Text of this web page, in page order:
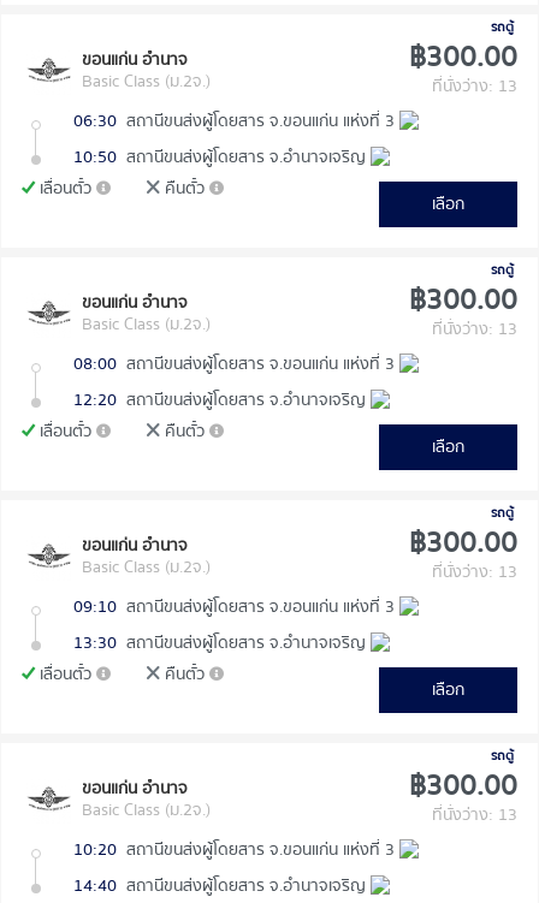
รถตู้
ขอนแก่น อำนาจ
Basic Class (ม.2จ.)
฿300.00
ที่นั่งว่าง: 13
06:30 สถานีขนส่งผู้โดยสาร จ.ขอนแก่น แห่งที่ 3
10:50 สถานีขนส่งผู้โดยสาร จ.อำนาจเจริญ
เลื่อนตั๋ว
คืนตั๋ว
เลือก
รถตู้
ขอนแก่น อำนาจ
Basic Class (ม.2จ.)
฿300.00
ที่นั่งว่าง: 13
08:00 สถานีขนส่งผู้โดยสาร จ.ขอนแก่น แห่งที่ 3
12:20 สถานีขนส่งผู้โดยสาร จ.อำนาจเจริญ
เลื่อนตั๋ว
คืนตั๋ว
เลือก
รถตู้
ขอนแก่น อำนาจ
Basic Class (ม.2จ.)
฿300.00
ที่นั่งว่าง: 13
09:10 สถานีขนส่งผู้โดยสาร จ.ขอนแก่น แห่งที่ 3
13:30 สถานีขนส่งผู้โดยสาร จ.อำนาจเจริญ
เลื่อนตั๋ว
คืนตั๋ว
เลือก
รถตู้
ขอนแก่น อำนาจ
Basic Class (ม.2จ.)
฿300.00
ที่นั่งว่าง: 13
10:20 สถานีขนส่งผู้โดยสาร จ.ขอนแก่น แห่งที่ 3
14:40 สถานีขนส่งผู้โดยสาร จ.อำนาจเจริญ